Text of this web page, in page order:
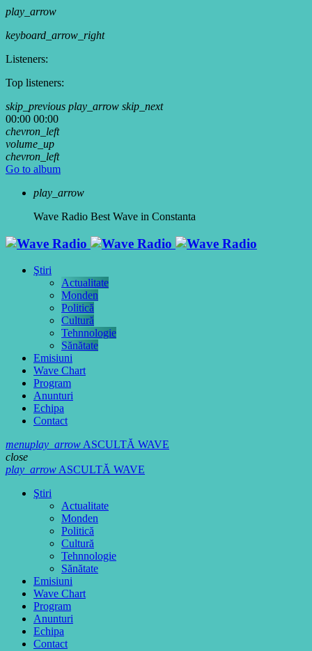
play_arrow
keyboard_arrow_right
Listeners:
Top listeners:
skip_previous play_arrow skip_next
00:00 00:00
chevron_left
volume_up
chevron_left
Go to album
play_arrow
Wave Radio Best Wave in Constanta
Ştiri
Actualitate
Monden
Politică
Cultură
Tehnnologie
Sănătate
Emisiuni
Wave Chart
Program
Anunturi
Echipa
Contact
menuplay_arrowASCULTĂ WAVE
close
play_arrowASCULTĂ WAVE
Ştiri
Actualitate
Monden
Politică
Cultură
Tehnnologie
Sănătate
Emisiuni
Wave Chart
Program
Anunturi
Echipa
Contact